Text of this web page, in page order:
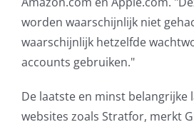
worden waarschijnlijk niet
waarschijnlijk hetzelfde
accounts gebruiken."
De laatste en minst belangrijke
websites zoals Stratfor, merkt